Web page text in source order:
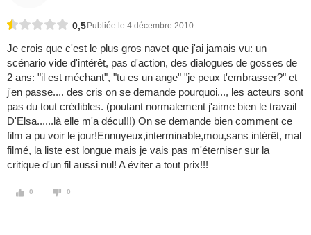
0,5 Publiée le 4 décembre 2010
Je crois que c'est le plus gros navet que j'ai jamais vu: un
scénario vide d'intérêt, pas d'action, des dialogues de gosses de
2 ans: "il est méchant", "tu es un ange" "je peux t'embrasser?" et
j'en passe.... des cris on se demande pourquoi..., les acteurs sont
pas du tout crédibles. (poutant normalement j'aime bien le travail
D'Elsa......là elle m'a décu!!!) On se demande bien comment ce
film a pu voir le jour!Ennuyeux,interminable,mou,sans intérêt, mal
filmé, la liste est longue mais je vais pas m'éterniser sur la
critique d'un fil aussi nul! A éviter a tout prix!!!
0 0